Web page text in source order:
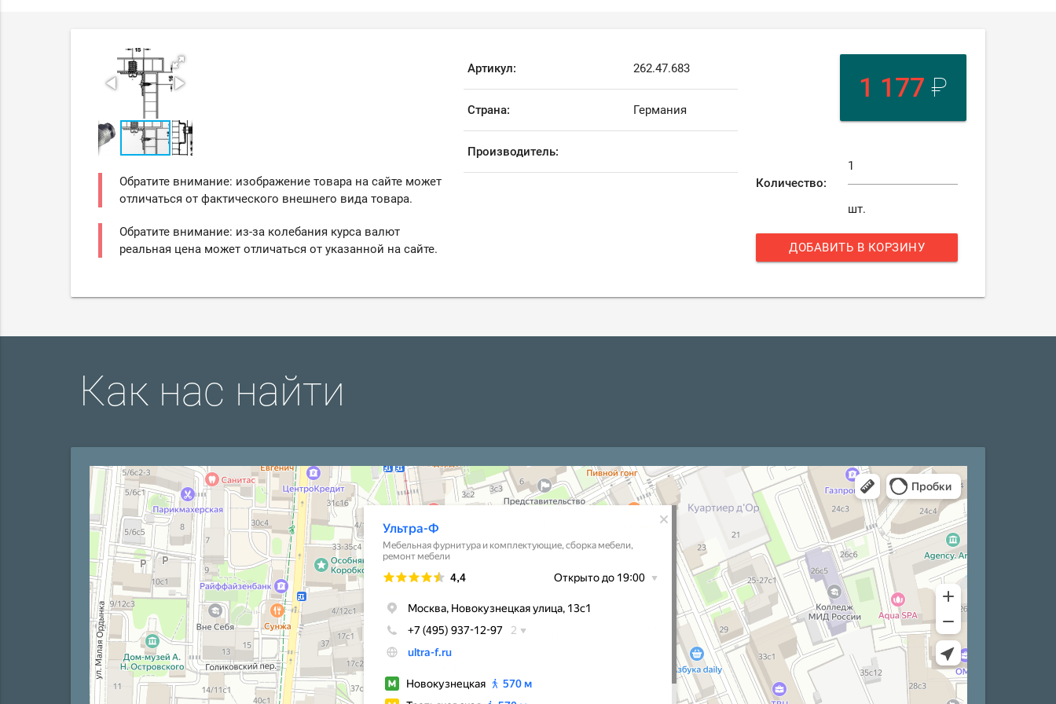
Обратите внимание: изображение товара на сайте может
отличаться от фактического внешнего вида товара.
Обратите внимание: из-за колебания курса валют
реальная цена может отличаться от указанной на сайте.
Артикул: 262.47.683
Страна: Германия
Производитель:
1 177 ₽
Количество:
шт.
ДОБАВИТЬ В КОРЗИНУ
Как нас найти